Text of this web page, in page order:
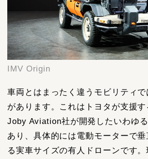
IMV Origin
車両とはまったく違うモビリティで
があります。これはトヨタが支援
Joby Aviation社が開発したいわゆ
あり、具体的には電動モーターで
る実車サイズの有人ドローンです